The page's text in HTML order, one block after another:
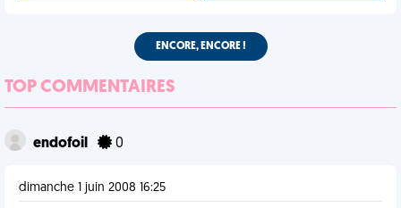
ENCORE, ENCORE !
TOP COMMENTAIRES
endofoil 0
dimanche 1 juin 2008 16:25